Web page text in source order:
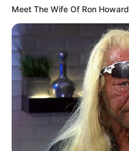
Meet The Wife Of Ron